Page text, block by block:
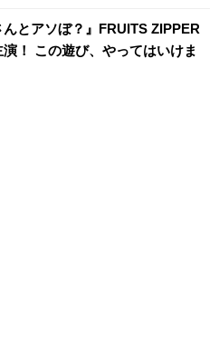
んとアソぼ？』FRUITS ZIPPER
！ この遊び、やってはいけま